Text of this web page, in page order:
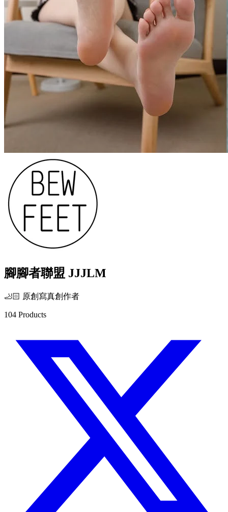
腳腳者聯盟 JJJLM
🦶🏻 原創寫真創作者
104 Products